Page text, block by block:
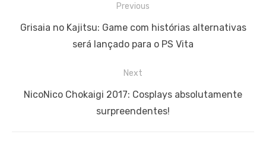
de
Previous
Previous
Grisaia no Kajitsu: Game com histórias alternativas
será lançado para o PS Vita
Next
Next
NicoNico Chokaigi 2017: Cosplays absolutamente
surpreendentes!